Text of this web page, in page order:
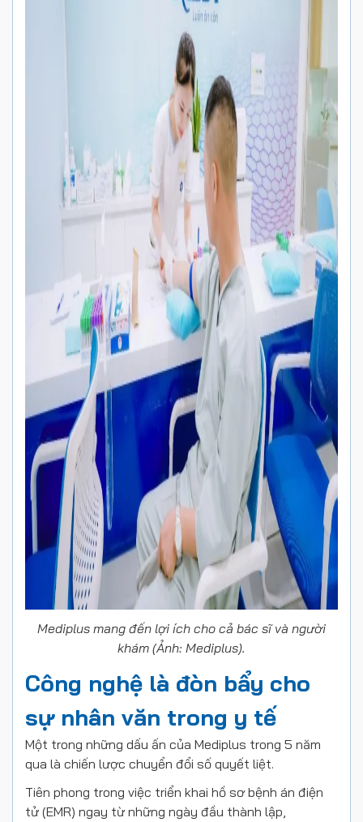
Mediplus mang đến lợi ích cho cả bác sĩ và người
khám (Ảnh: Mediplus).
Công nghệ là đòn bẩy cho
sự nhân văn trong y tế
Một trong những dấu ấn của Mediplus trong 5 năm
qua là chiến lược chuyển đổi số quyết liệt.
Tiên phong trong việc triển khai hồ sơ bệnh án điện
tử (EMR) ngay từ những ngày đầu thành lập,